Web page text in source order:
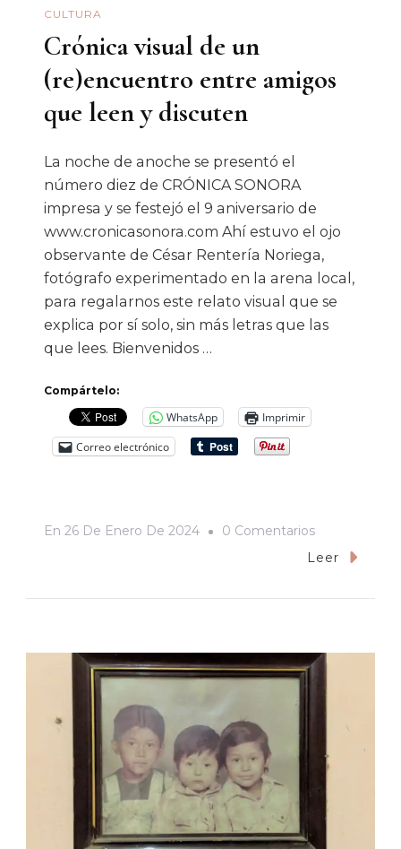
CULTURA
Crónica visual de un
(re)encuentro entre amigos
que leen y discuten
La noche de anoche se presentó el
número diez de CRÓNICA SONORA
impresa y se festejó el 9 aniversario de
www.cronicasonora.com Ahí estuvo el ojo
observante de César Rentería Noriega,
fotógrafo experimentado en la arena local,
para regalarnos este relato visual que se
explica por sí solo, sin más letras que las
que lees. Bienvenidos …
Compártelo:
WhatsApp
Imprimir
Correo electrónico
En 26 De Enero De 2024 0 ComentariosEn
Crónica
Entre
Amigos
Leen
Y
Discuten
Leer